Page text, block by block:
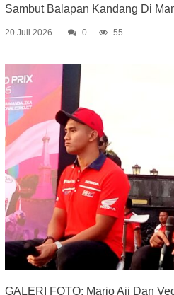
Sambut Balapan Kandang Di
20 Juli 2026 0 55
GALERI FOTO: Mario Aji Dan